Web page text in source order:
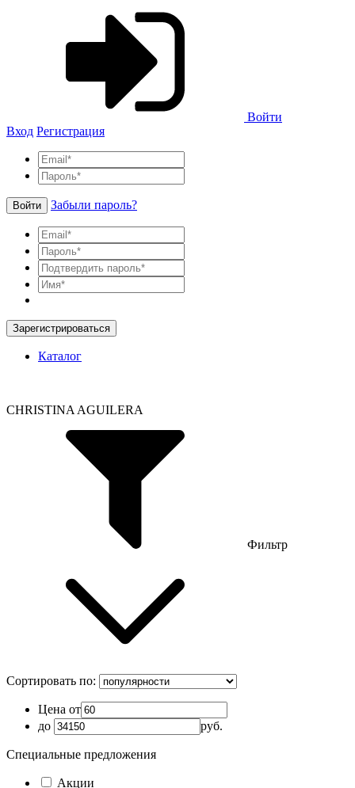
Войти
Вход Регистрация
Войти Забыли пароль?
Зарегистрироваться
Каталог
CHRISTINA AGUILERA
Фильтр
Сортировать по:
Цена от
до
руб.
Специальные предложения
Акции